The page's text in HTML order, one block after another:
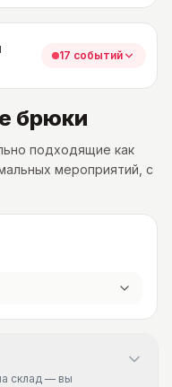
17 событий
брюки
подходящие как
мероприятий, с
склад — вы